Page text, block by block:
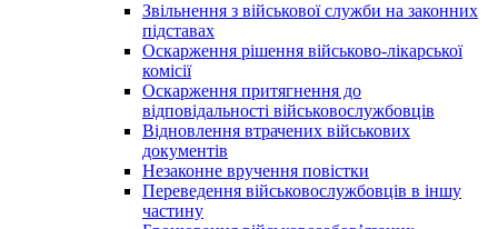
Звільнення з військової служби на законних
підставах
Оскарження рішення військово-лікарської
комісії
Оскарження притягнення до
відповідальності військовослужбовців
Відновлення втрачених військових
документів
Незаконне вручення повістки
Переведення військовослужбовців в іншу
частину